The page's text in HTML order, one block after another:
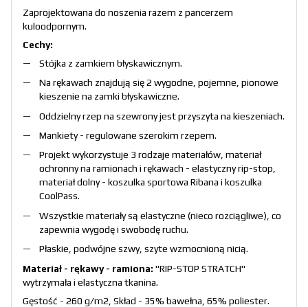
Zaprojektowana do noszenia razem z pancerzem
kuloodpornym.
Cechy:
Stójka z zamkiem błyskawicznym.
Na rękawach znajdują się 2 wygodne, pojemne, pionowe
kieszenie na zamki błyskawiczne.
Oddzielny rzep na szewrony jest przyszyta na kieszeniach.
Mankiety - regulowane szerokim rzepem.
Projekt wykorzystuje 3 rodzaje materiałów, materiał
ochronny na ramionach i rękawach - elastyczny rip-stop,
materiał dolny - koszulka sportowa Ribana i koszulka
CoolPass.
Wszystkie materiały są elastyczne (nieco rozciągliwe), co
zapewnia wygodę i swobodę ruchu.
Płaskie, podwójne szwy, szyte wzmocnioną nicią.
Materiał - rękawy - ramiona: "RIP-STOP STRATCH"
wytrzymała i elastyczna tkanina.
Gęstość - 260 g/m2, Skład - 35% bawełna, 65% poliester.